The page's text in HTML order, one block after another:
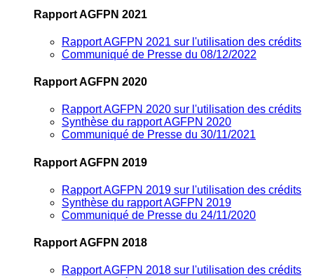
Rapport AGFPN 2021
Rapport AGFPN 2021 sur l'utilisation des crédits
Communiqué de Presse du 08/12/2022
Rapport AGFPN 2020
Rapport AGFPN 2020 sur l'utilisation des crédits
Synthèse du rapport AGFPN 2020
Communiqué de Presse du 30/11/2021
Rapport AGFPN 2019
Rapport AGFPN 2019 sur l'utilisation des crédits
Synthèse du rapport AGFPN 2019
Communiqué de Presse du 24/11/2020
Rapport AGFPN 2018
Rapport AGFPN 2018 sur l'utilisation des crédits